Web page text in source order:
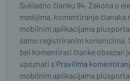
Sukladno članku 94. Zakona o
medijima, komentiranje članaka
mobilnim aplikacijama
samo registriranim korisnicima.
želi komentirati članke obvezan
upoznati s Pravilima
mobilnim aplikacijama